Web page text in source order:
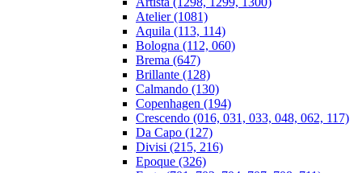
Atelier (1081)
Aquila (113, 114)
Bologna (112, 060)
Brema (647)
Brillante (128)
Calmando (130)
Copenhagen (194)
Crescendo (016, 031, 033, 048, 062, 117)
Da Capo (127)
Divisi (215, 216)
Epoque (326)